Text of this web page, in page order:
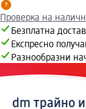
Проверка на
Безплатна
Експресно
Разнообразни
dm трайно